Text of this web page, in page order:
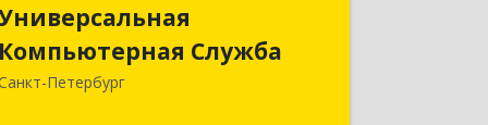
Компьютерная Служба
Петербург
Компьютерная Служба
192007, Санкт-Петербург г,